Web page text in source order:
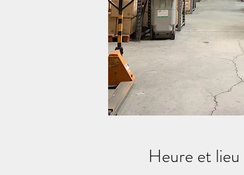
Heure et lieu